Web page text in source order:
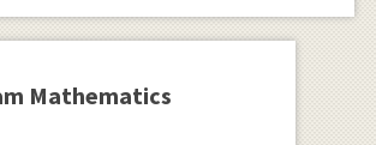
Mathematics